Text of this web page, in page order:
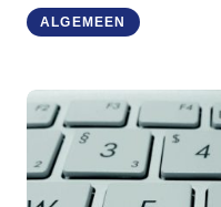
ALGEMEEN